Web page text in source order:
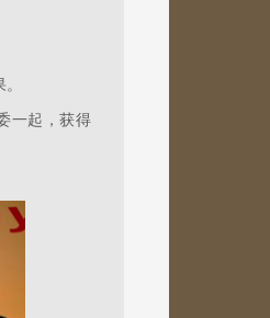
一起，获得